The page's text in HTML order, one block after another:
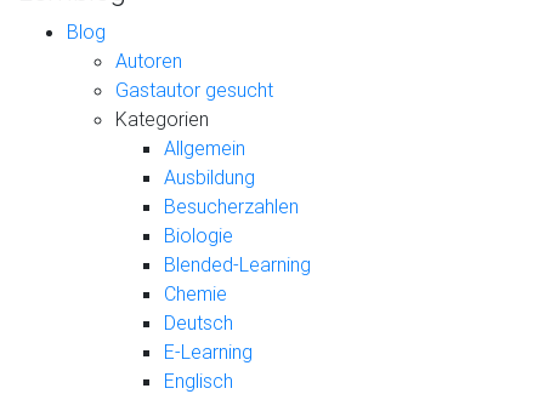
Blog
Autoren
Gastautor gesucht
Kategorien
Allgemein
Ausbildung
Besucherzahlen
Biologie
Blended-Learning
Chemie
Deutsch
E-Learning
Englisch